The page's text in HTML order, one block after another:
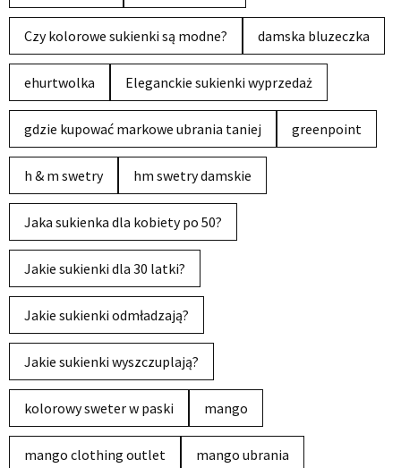
Czy kolorowe sukienki są modne? damska bluzeczka
ehurtwolka Eleganckie sukienki wyprzedaż
gdzie kupować markowe ubrania taniej greenpoint
h & m swetry hm swetry damskie
Jaka sukienka dla kobiety po 50?
Jakie sukienki dla 30 latki?
Jakie sukienki odmładzają?
Jakie sukienki wyszczuplają?
kolorowy sweter w paski mango
mango clothing outlet mango ubrania